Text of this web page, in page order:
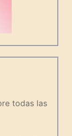
todas las